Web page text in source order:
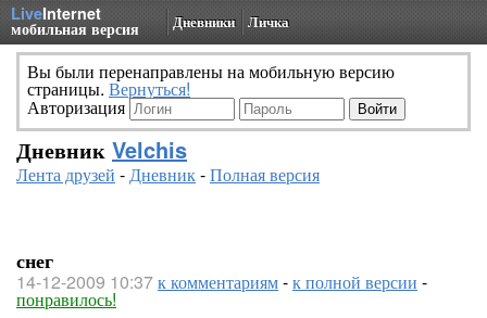
LiveInternet
мобильная версия Дневники Личка
Вы были перенаправлены на мобильную версию
страницы. Вернуться!
Авторизация
Дневник Velchis
Лента друзей -Дневник-Полная версия
снег
14-12-2009 10:37к комментариям-к полной версии -
понравилось!